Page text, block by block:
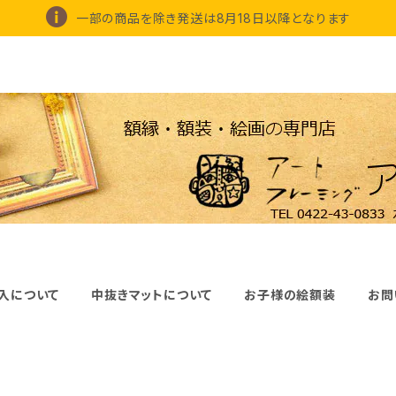
一部の商品を除き発送は8月18日以降となります
について 中抜きマットについて お子様の絵額装 お